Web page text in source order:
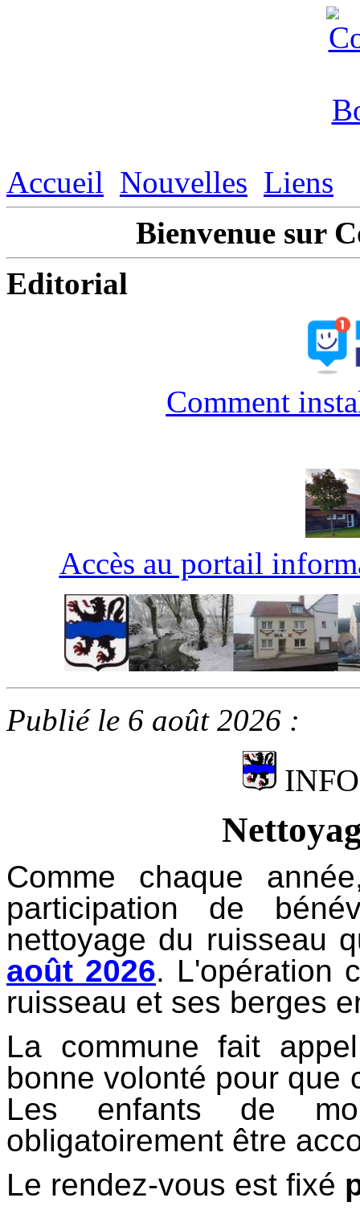
Accueil Nouvelles Liens
Bienvenue sur
Editorial
Comment
Accès au portail
Publié le 6 août 2026 :
Comme chaque
participation de
nettoyage du ruisseau
août 2026. L'opération
ruisseau et ses berges
La commune fait
bonne volonté pour que
Les enfants de
obligatoirement être
Le rendez-vous est fixé